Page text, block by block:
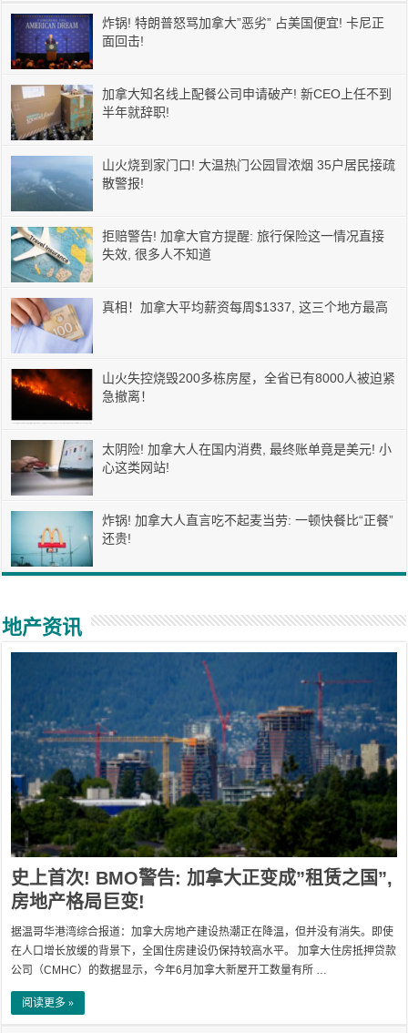
炸锅! 特朗普怒骂加拿大”恶劣” 占美国便宜! 卡尼正
面回击!
加拿大知名线上配餐公司申请破产! 新CEO上任不到
半年就辞职!
山火烧到家门口! 大温热门公园冒浓烟 35户居民接疏
散警报!
拒赔警告! 加拿大官方提醒: 旅行保险这一情况直接
失效, 很多人不知道
真相！加拿大平均薪资每周$1337, 这三个地方最高
山火失控烧毁200多栋房屋，全省已有8000人被迫紧
急撤离！
太阴险! 加拿大人在国内消费, 最终账单竟是美元! 小
心这类网站!
炸锅! 加拿大人直言吃不起麦当劳: 一顿快餐比“正餐”
还贵!
地产资讯
史上首次! BMO警告: 加拿大正变成”租赁之国”,
房地产格局巨变!
据温哥华港湾综合报道：加拿大房地产建设热潮正在降温，但并没有消失。即使
在人口增长放缓的背景下，全国住房建设仍保持较高水平。 加拿大住房抵押贷款
公司（CMHC）的数据显示，今年6月加拿大新屋开工数量有所 …
阅读更多 »